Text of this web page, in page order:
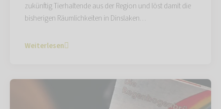
zukünftig Tierhaltende aus der Region und löst damit die
bisherigen Räumlichkeiten in Dinslaken…
Weiterlesen